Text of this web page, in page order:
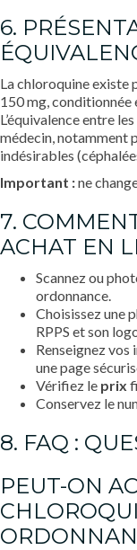
6.
La chloroquine existe
150 mg, conditionnée
L’équivalence entre
médecin, notamment
indésirables
Important :ne
7.
ACHAT EN
Scannez ou
ordonnance.
Choisissez une
RPPS et son
Renseignez
une page
Vérifiez le prix
Conservez le
8. FAQ :
PEUT-ON